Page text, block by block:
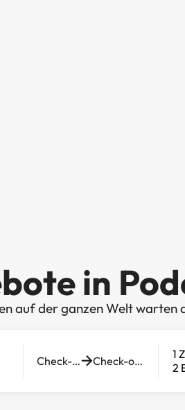
in
auf der ganzen Welt warten
Check-in Check-out
1
2